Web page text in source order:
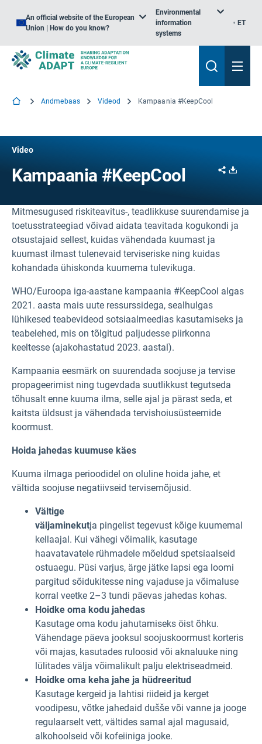
An official website of the European
Union | How do you know?
Environmental
information
systems
ET
Andmebaas Videod Kampaania #KeepCool
Video
Kampaania #KeepCool Share
Mitmesugused riskiteavitus-, teadlikkuse suurendamise ja
toetusstrateegiad võivad aidata teavitada kogukondi ja
otsustajaid sellest, kuidas vähendada kuumast ja
kuumast ilmast tulenevaid terviseriske ning kuidas
kohandada ühiskonda kuumema tulevikuga.
WHO/Euroopa iga-aastane kampaania #KeepCool algas
2021. aasta mais uute ressurssidega, sealhulgas
lühikesed teabevideod sotsiaalmeedias kasutamiseks ja
teabelehed, mis on tõlgitud paljudesse piirkonna
keeltesse (ajakohastatud 2023. aastal).
Kampaania eesmärk on suurendada soojuse ja tervise
propageerimist ning tugevdada suutlikkust tegutseda
tõhusalt enne kuuma ilma, selle ajal ja pärast seda, et
kaitsta üldsust ja vähendada tervishoiusüsteemide
koormust.
Hoida jahedas kuumuse käes
Kuuma ilmaga perioodidel on oluline hoida jahe, et
vältida soojuse negatiivseid tervisemõjusid.
Vältige
väljaminekutja pingelist tegevust kõige kuumemal
kellaajal. Kui vähegi võimalik, kasutage
haavatavatele rühmadele mõeldud spetsiaalseid
ostuaegu. Püsi varjus, ärge jätke lapsi ega loomi
pargitud sõidukitesse ning vajaduse ja võimaluse
korral veetke 2–3 tundi päevas jahedas kohas.
Hoidke oma kodu jahedas
Kasutage oma kodu jahutamiseks öist õhku.
Vähendage päeva jooksul soojuskoormust korteris
või majas, kasutades ruloosid või aknaluuke ning
lülitades välja võimalikult palju elektriseadmeid.
Hoidke oma keha jahe ja hüdreeritud
Kasutage kergeid ja lahtisi riideid ja kerget
voodipesu, võtke jahedaid dušše või vanne ja jooge
regulaarselt vett, vältides samal ajal magusaid,
alkohoolseid või kofeiiniga jooke.